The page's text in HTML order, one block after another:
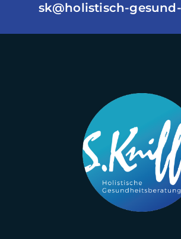
sk@holistisch-